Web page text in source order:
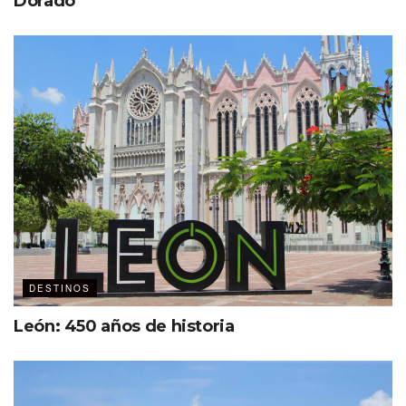
DESTINOS
León: 450 años de historia